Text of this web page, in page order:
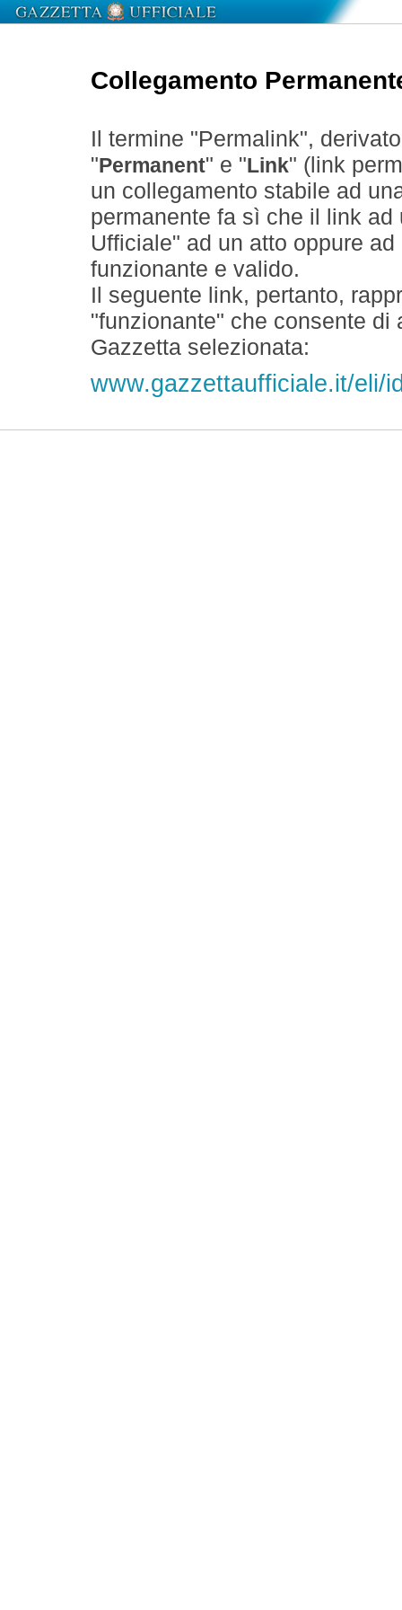
Collegamento
Il termine "Permalink",
" Permanent" e " Link" (link
un collegamento stabile ad
permanente fa sì che il link
Ufficiale" ad un atto oppure
funzionante e valido.
Il seguente link, pertanto,
"funzionante" che consente
Gazzetta selezionata:
www.gazzettaufficiale.it/eli/